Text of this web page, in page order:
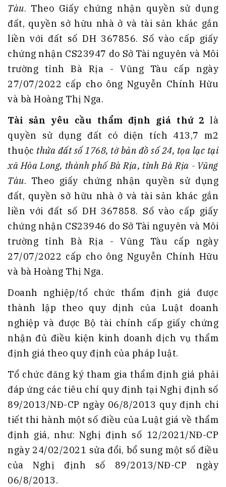
Tàu. Theo Giấy chứng nhận quyền sử dụng
đất, quyền sở hữu nhà ở và tài sản khác gắn
liền với đất số DH 367856. Số vào cấp giấy
chứng nhận CS23947 do Sở Tài nguyên và Môi
trường tỉnh Bà Rịa - Vũng Tàu cấp ngày
27/07/2022 cấp cho ông Nguyễn Chính Hữu
và bà Hoàng Thị Nga.
Tài sản yêu cầu thẩm định giá thứ 2 là
quyền sử dụng đất có diện tích 413,7 m2
thuộc thửa đất số 1768, tờ bản đồ số 24, tọa lạc tại
xã Hòa Long, thành phố Bà Rịa, tỉnh Bà Rịa - Vũng
Tàu. Theo giấy chứng nhận quyền sử dụng
đất, quyền sở hữu nhà ở và tài sản khác gắn
liền với đất số DH 367858. Số vào cấp giấy
chứng nhận CS23946 do Sở Tài nguyên và Môi
trường tỉnh Bà Rịa - Vũng Tàu cấp ngày
27/07/2022 cấp cho ông Nguyễn Chính Hữu
và bà Hoàng Thị Nga.
Doanh nghiệp/tổ chức thẩm định giá được
thành lập theo quy dịnh của Luật doanh
nghiệp và được Bộ tài chính cấp giấy chứng
nhận đủ điều kiện kinh doanh dịch vụ thẩm
định giá theo quy định của pháp luật.
Tổ chức đăng ký tham gia thẩm định giá phải
đáp ứng các tiêu chí quy định tại Nghị định số
89/2013/NĐ-CP ngày 06/8/2013 quy định chi
tiết thi hành một số điều của Luật giá về thẩm
định giá, như: Nghị định số 12/2021/NĐ-CP
ngày 24/02/2021 sửa đổi, bổ sung một số điều
của Nghị định số 89/2013/NĐ-CP ngày
06/8/2013.